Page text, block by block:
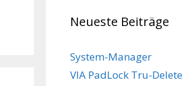
Neueste Beiträge
System-Manager
VIA PadLock Tru-Delete